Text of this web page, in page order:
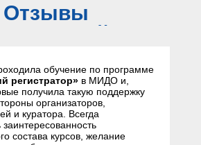
Отзывы
обучение по программе
регистратор» в МИДО и,
получила такую поддержку
организаторов,
и куратора. Всегда
заинтересованность
состава курсов, желание